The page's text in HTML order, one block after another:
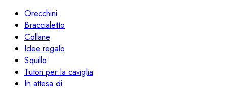
Orecchini
Braccialetto
Collane
Idee regalo
Squillo
Tutori per la caviglia
In attesa di